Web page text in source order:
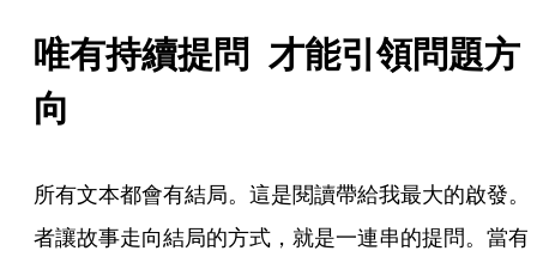
唯有持續提問  才能引領問題方
向
所有文本都會有結局。這是閱讀帶給我最大的啟發。
者讓故事走向結局的方式，就是一連串的提問。當有